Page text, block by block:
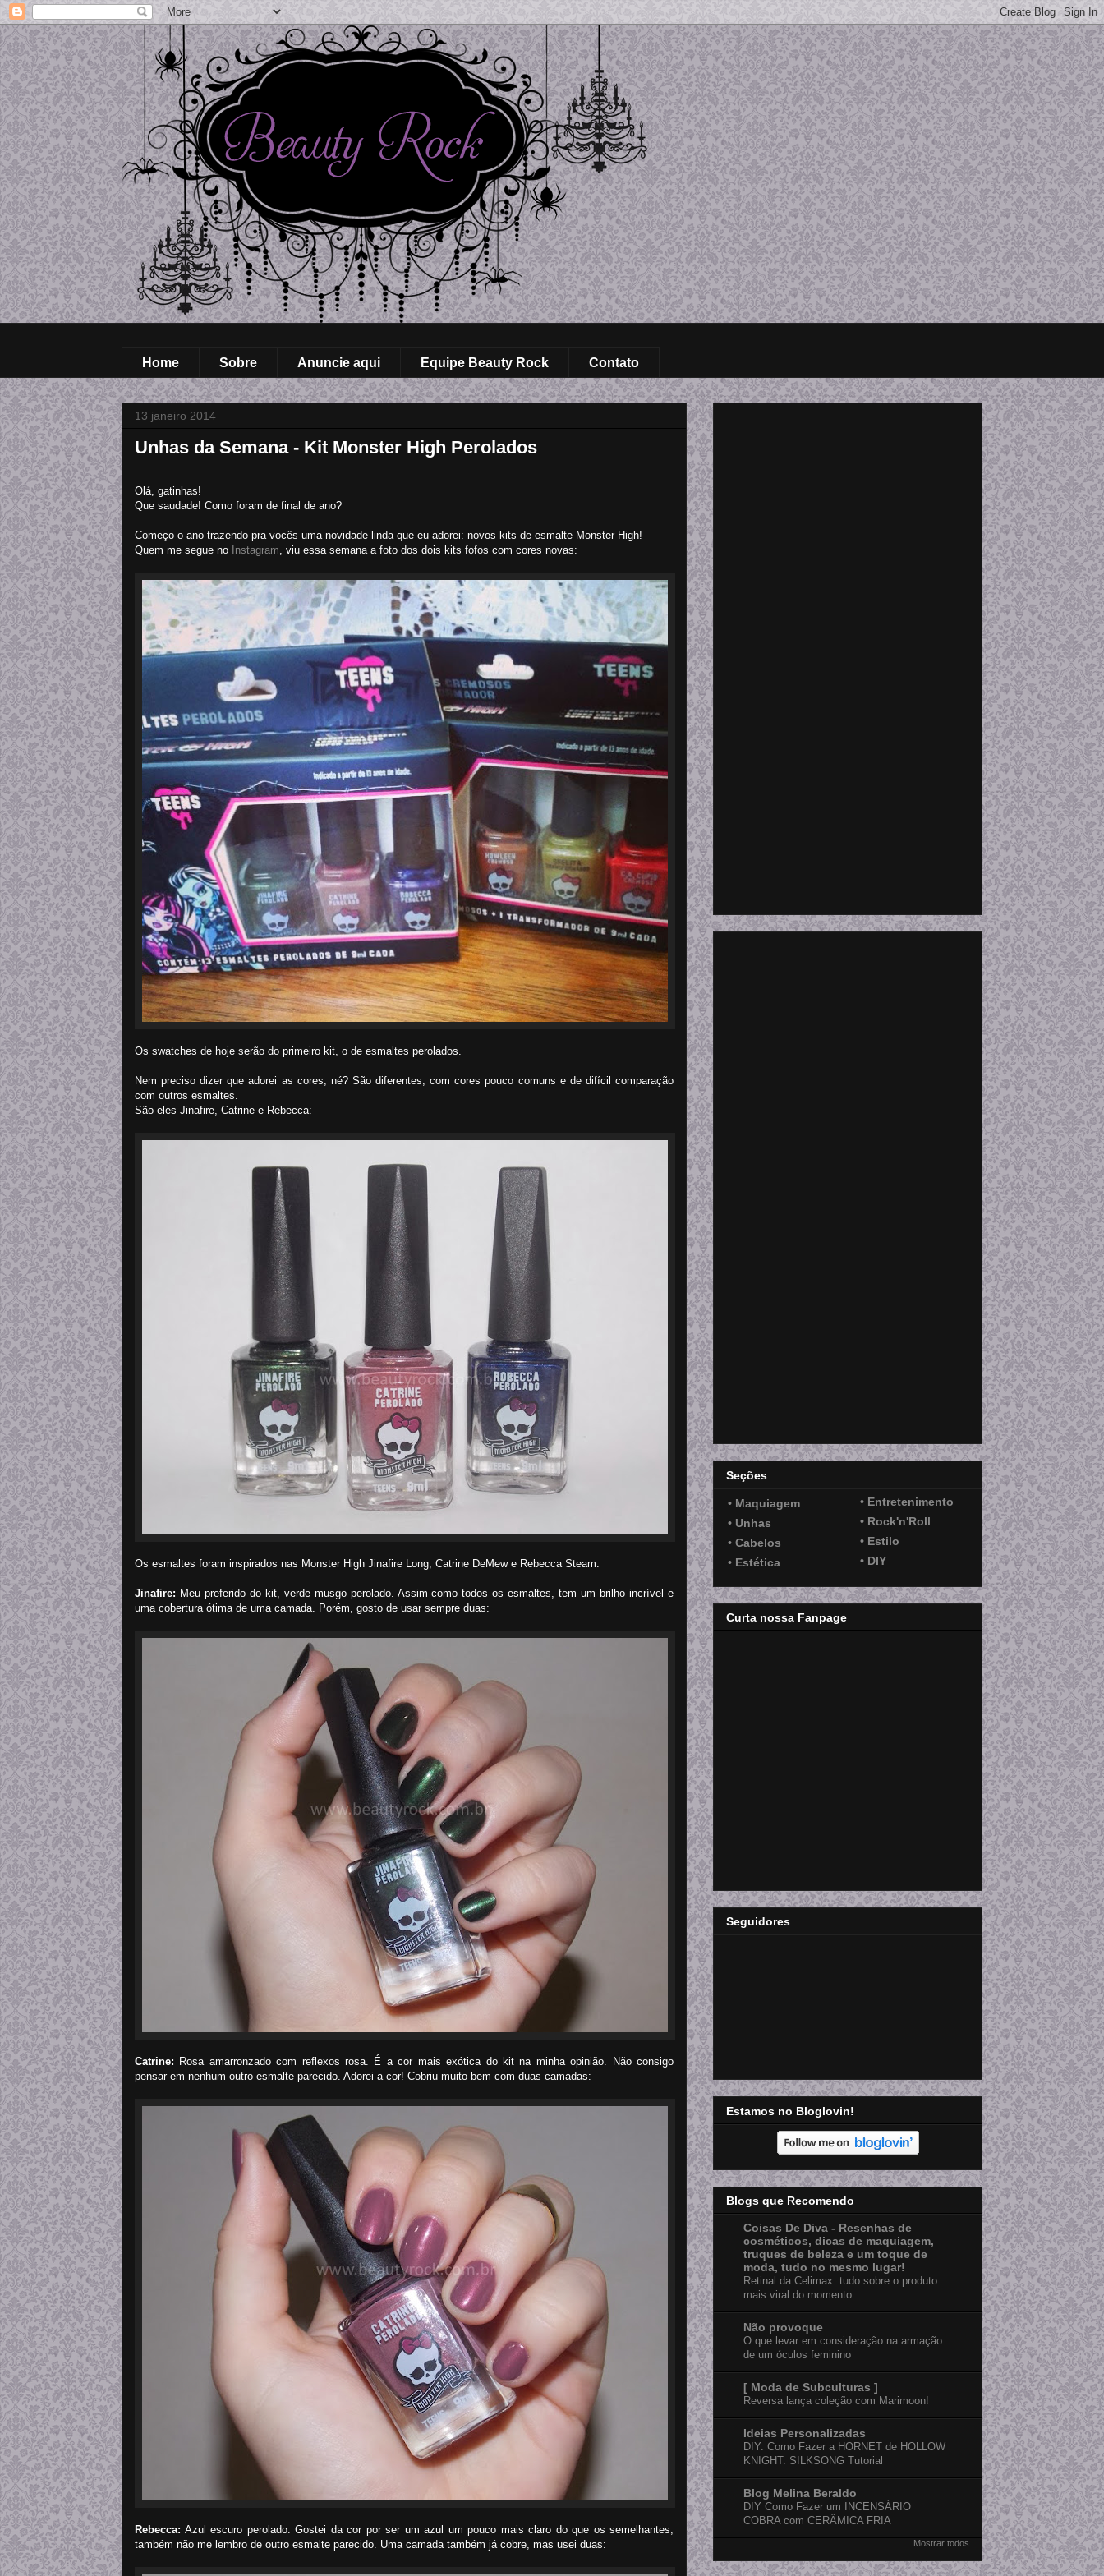
Home Sobre Anuncie aqui Equipe Beauty Rock Contato
13 janeiro 2014
Unhas da Semana - Kit Monster High Perolados
Olá, gatinhas!
Que saudade! Como foram de final de ano?
Começo o ano trazendo pra vocês uma novidade linda que eu adorei: novos kits de esmalte Monster High!
Quem me segue no Instagram, viu essa semana a foto dos dois kits fofos com cores novas:
Os swatches de hoje serão do primeiro kit, o de esmaltes perolados.
Nem preciso dizer que adorei as cores, né? São diferentes, com cores pouco comuns e de difícil comparação
com outros esmaltes.
São eles Jinafire, Catrine e Rebecca:
Os esmaltes foram inspirados nas Monster High Jinafire Long, Catrine DeMew e Rebecca Steam.
Jinafire: Meu preferido do kit, verde musgo perolado. Assim como todos os esmaltes, tem um brilho incrível e
uma cobertura ótima de uma camada. Porém, gosto de usar sempre duas:
Catrine: Rosa amarronzado com reflexos rosa. É a cor mais exótica do kit na minha opinião. Não consigo
pensar em nenhum outro esmalte parecido. Adorei a cor! Cobriu muito bem com duas camadas:
Rebecca: Azul escuro perolado. Gostei da cor por ser um azul um pouco mais claro do que os semelhantes,
também não me lembro de outro esmalte parecido. Uma camada também já cobre, mas usei duas:
Seções
• Maquiagem
• Entretenimento
• Unhas
• Rock'n'Roll
• Cabelos
• Estilo
• Estética
• DIY
Curta nossa Fanpage
Seguidores
Estamos no Bloglovin!
Blogs que Recomendo
Coisas De Diva - Resenhas de
cosméticos, dicas de maquiagem,
truques de beleza e um toque de
moda, tudo no mesmo lugar!
Retinal da Celimax: tudo sobre o produto
mais viral do momento
Não provoque
O que levar em consideração na armação
de um óculos feminino
[ Moda de Subculturas ]
Reversa lança coleção com Marimoon!
Ideias Personalizadas
DIY: Como Fazer a HORNET de HOLLOW
KNIGHT: SILKSONG Tutorial
Blog Melina Beraldo
DIY Como Fazer um INCENSÁRIO
COBRA com CERÂMICA FRIA
Mostrar todos